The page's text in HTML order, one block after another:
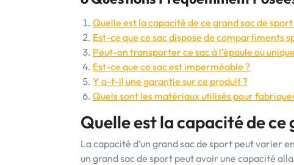
Quelle est la capacité de ce grand sac de sport
Est-ce que ce sac dispose de compartiments
Peut-on transporter ce sac à l’épaule ou
Est-ce que ce sac est imperméable ?
Y a-t-il une garantie sur ce produit ?
Quels sont les matériaux utilisés pour
Quelle est la capacité de ce
La capacité d’un grand sac de sport peut varier
un grand sac de sport peut avoir une capacité